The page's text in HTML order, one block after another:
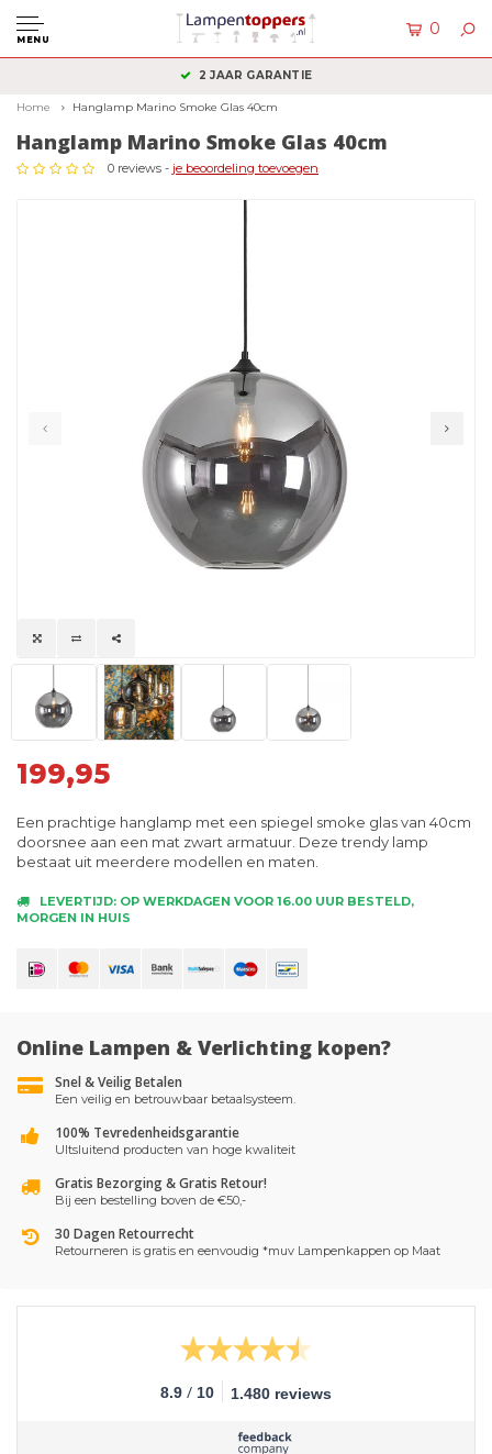
MENU
0
KLANTENSERVICE: +31 (0)36 2340050
Home Hanglamp Marino Smoke Glas 40cm
Hanglamp Marino Smoke Glas 40cm
0 reviews - je beoordeling toevoegen
199,95
Een prachtige hanglamp met een spiegel smoke glas van 40cm
doorsnee aan een mat zwart armatuur. Deze trendy lamp
bestaat uit meerdere modellen en maten.
LEVERTIJD: OP WERKDAGEN VOOR 16.00 UUR BESTELD,
MORGEN IN HUIS
Online Lampen & Verlichting kopen?
Snel & Veilig Betalen
Een veilig en betrouwbaar betaalsysteem.
100% Tevredenheidsgarantie
UItsluitend producten van hoge kwaliteit
Gratis Bezorging & Gratis Retour!
Bij een bestelling boven de €50,-
30 Dagen Retourrecht
Retourneren is gratis en eenvoudig *muv Lampenkappen op Maat
8.9 / 10 1.480 reviews